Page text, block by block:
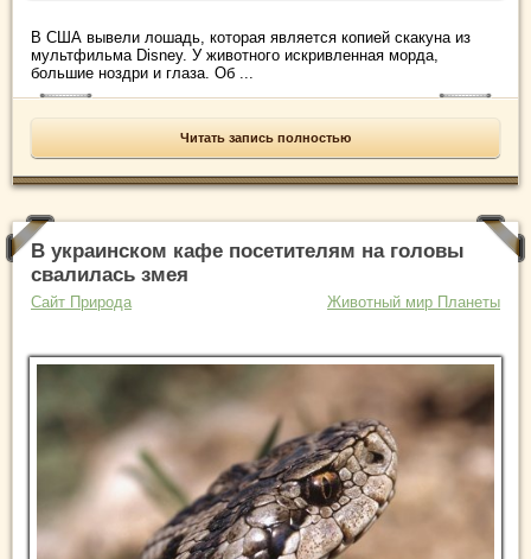
В США вывели лошадь, которая является копией скакуна из
мультфильма Disney. У животного искривленная морда,
большие ноздри и глаза. Об ...
Читать запись полностью
В украинском кафе посетителям на головы
свалилась змея
Сайт Природа Животный мир Планеты